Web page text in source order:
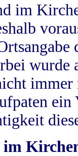
im
wurde
im